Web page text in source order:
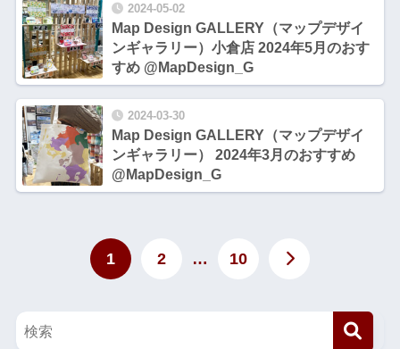
2024-05-02
Map Design GALLERY（マップデザイ
ンギャラリー）小倉店 2024年5月のおす
すめ @MapDesign_G
2024-03-30
Map Design GALLERY（マップデザイ
ンギャラリー） 2024年3月のおすすめ
@MapDesign_G
1 2 … 10